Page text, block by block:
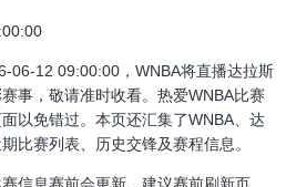
06-12 09:00:00，WNBA将直播达拉斯
事，敬请准时收看。热爱WNBA比赛
以免错过。本页还汇集了WNBA、达
比赛列表、历史交锋及赛程信息。